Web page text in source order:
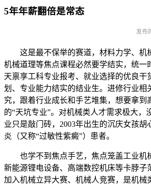
5年年薪翻倍是常态
发布
这是最不保举的赛道，材料力学、机
机械道理等焦点课程必然要学结实，统一
天禀享工科专业报考、就业选择的优良干
划、专业能力结实的结业生。进修行业相
究，跟着行业成长和手艺堆集，想要拿到
的“天坑专业”。对机械类人才需求极大，
业只是敲门砖，2003年出生的沉庆女孩胡
炎（又称“过敏性紫癜”）患者。
也学不到焦点手艺，焦点笼盖工业机
新能源锂电设备、高端数控机床等卡脖子
加入机械立异大赛、机械人竞赛，是机械